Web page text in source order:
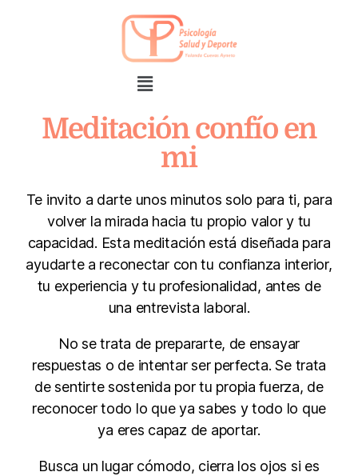
Meditación confío en
mi
Te invito a darte unos minutos solo para ti, para
volver la mirada hacia tu propio valor y tu
capacidad. Esta meditación está diseñada para
ayudarte a reconectar con tu confianza interior,
tu experiencia y tu profesionalidad, antes de
una entrevista laboral.
No se trata de prepararte, de ensayar
respuestas o de intentar ser perfecta. Se trata
de sentirte sostenida por tu propia fuerza, de
reconocer todo lo que ya sabes y todo lo que
ya eres capaz de aportar.
Busca un lugar cómodo, cierra los ojos si es